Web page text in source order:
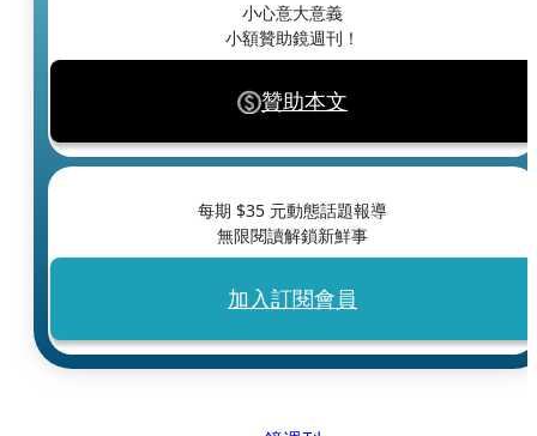
小心意大意義
小額贊助鏡週刊！
贊助本文
每期 $35 元動態話題報導
無限閱讀解鎖新鮮事
加入訂閱會員